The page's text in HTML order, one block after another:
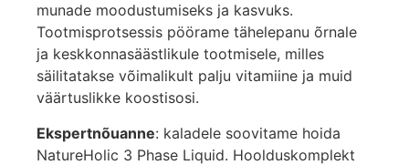
munade moodustumiseks ja kasvuks.
Tootmisprotsessis pöörame tähelepanu õrnale
ja keskkonnasäästlikule tootmisele, milles
säilitatakse võimalikult palju vitamiine ja muid
väärtuslikke koostisosi.
Ekspertnõuanne: kaladele soovitame hoida
NatureHolic 3 Phase Liquid. Hoolduskomplekt